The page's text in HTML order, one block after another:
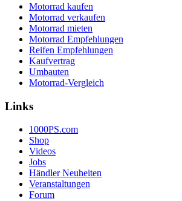
Motorrad kaufen
Motorrad verkaufen
Motorrad mieten
Motorrad Empfehlungen
Reifen Empfehlungen
Kaufvertrag
Umbauten
Motorrad-Vergleich
Links
1000PS.com
Shop
Videos
Jobs
Händler Neuheiten
Veranstaltungen
Forum